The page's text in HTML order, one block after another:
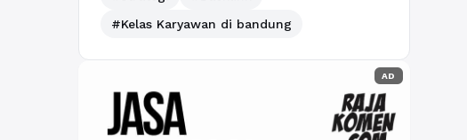
#Kelas Karyawan di bandung
AD